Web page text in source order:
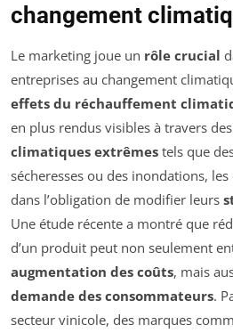
changement
Le marketing joue un rôle crucial
entreprises au changement
effets du réchauffement
en plus rendus visibles à travers des
climatiques extrêmes tels que
sécheresses ou des inondations,
dans l’obligation de modifier leurs
Une étude récente a montré que
d’un produit peut non seulement
augmentation des coûts, mais
demande des consommateurs.
secteur vinicole, des marques